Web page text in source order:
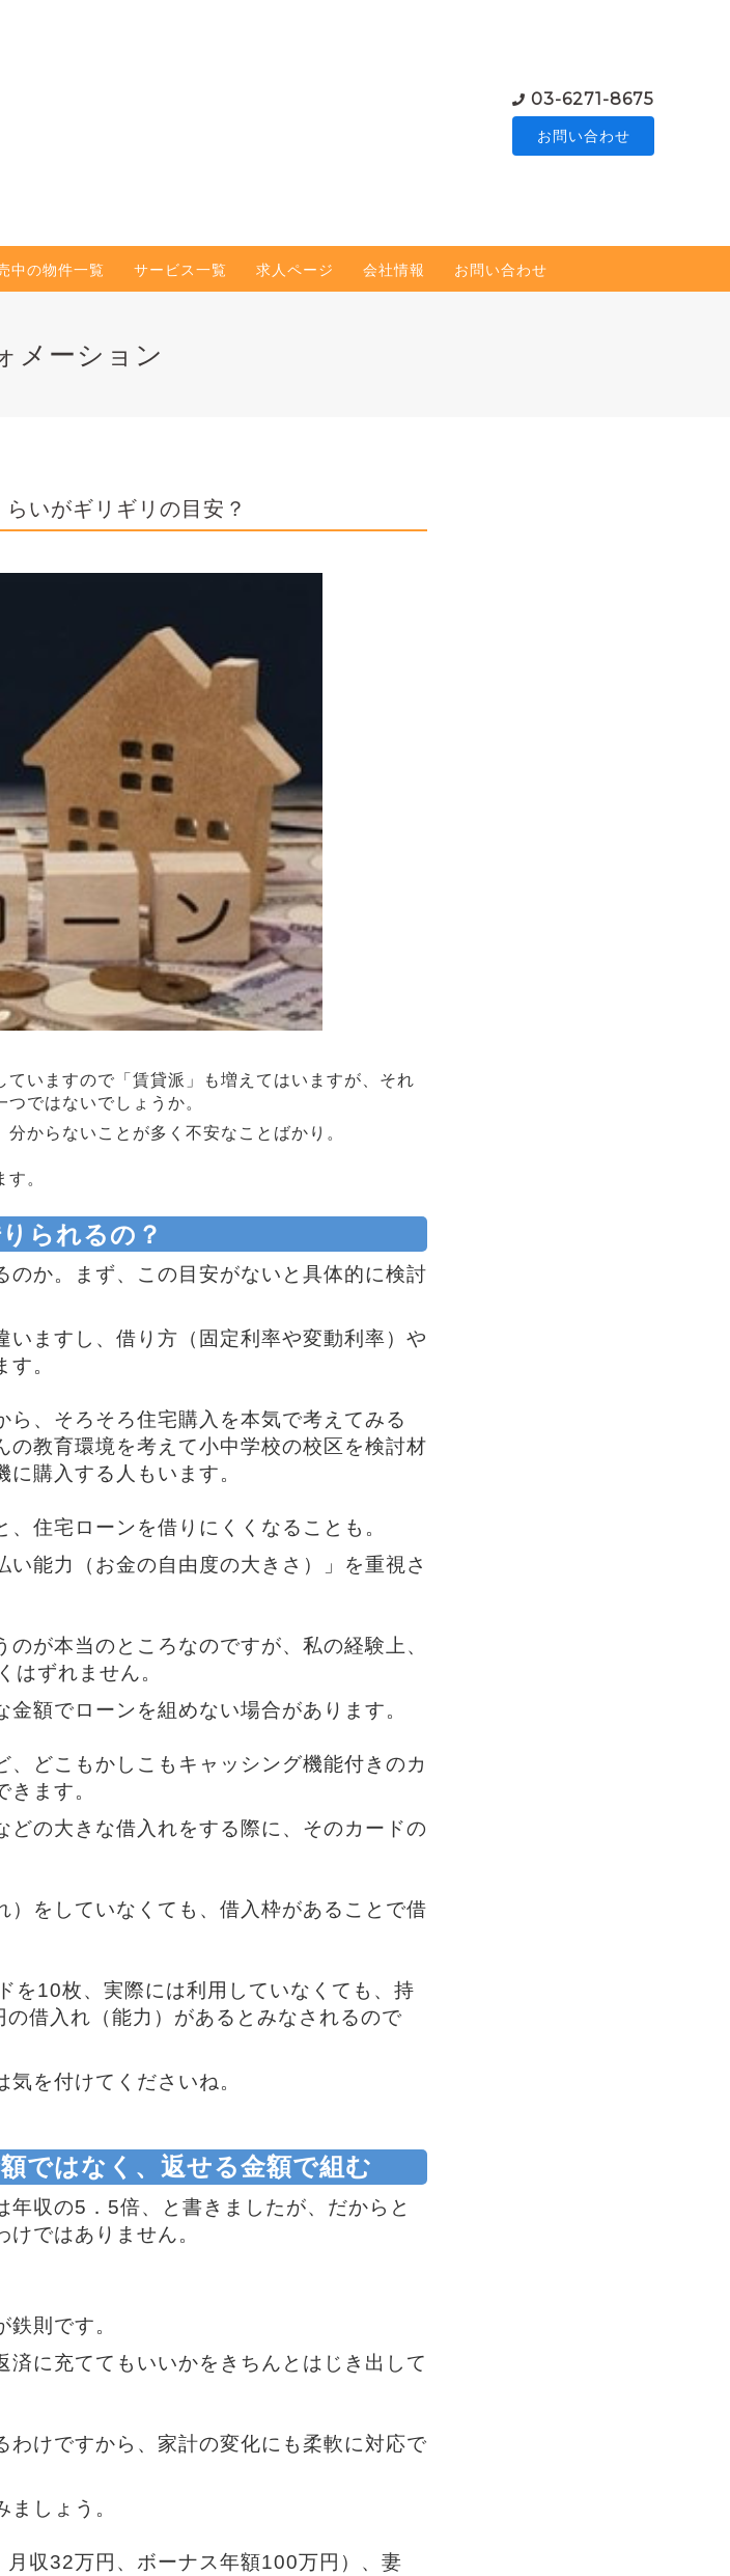
03-6271-8675
お問い合わせ
中の物件一覧 サービス一覧 求人ページ 会社情報 お問い合わせ
メーション
いがギリギリの目安？
ていますので「賃貸派」も増えてはいますが、それ
ではないでしょうか。
からないことが多く不安なことばかり。
。
られるの？
か。まず、この目安がないと具体的に検討
いますし、借り方（固定利率や変動利率）や
。
、そろそろ住宅購入を本気で考えてみる
教育環境を考えて小中学校の校区を検討材
購入する人もいます。
住宅ローンを借りにくくなることも。
い能力（お金の自由度の大きさ）」を重視さ
が本当のところなのですが、私の経験上、
はずれません。
額でローンを組めない場合があります。
どこもかしこもキャッシング機能付きのカ
ます。
どの大きな借入れをする際に、そのカードの
をしていなくても、借入枠があることで借
を10枚、実際には利用していなくても、持
借入れ（能力）があるとみなされるので
を付けてくださいね。
ではなく、返せる金額で組む
収の5．5倍、と書きましたが、だからと
ではありません。
則です。
済に充ててもいいかをきちんとはじき出して
けですから、家計の変化にも柔軟に対応で
しょう。
収32万円、ボーナス年額100万円）、妻